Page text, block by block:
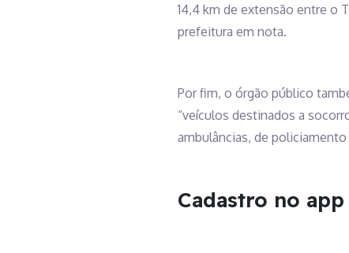
14,4 km de extensão entre o
prefeitura em nota.
Por fim, o órgão público
“veículos destinados a
ambulâncias, de
Cadastro no app